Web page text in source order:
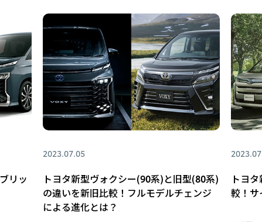
リッ
2023.07.05
トヨタ新型ヴォクシー(90系)と旧型(80系)
の違いを新旧比較！フルモデルチェンジ
による進化とは？
トヨ
較！サ